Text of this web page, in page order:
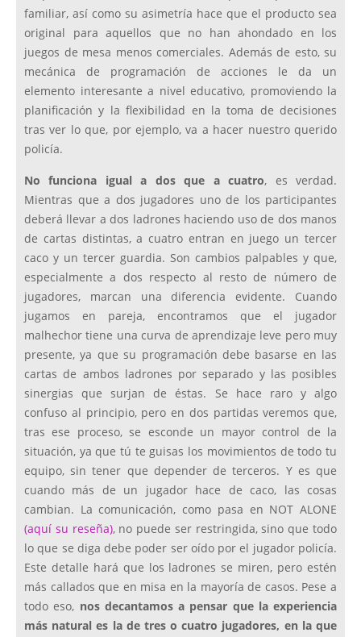
familiar, así como su asimetría hace que el producto sea
original para aquellos que no han ahondado en los
juegos de mesa menos comerciales. Además de esto, su
mecánica de programación de acciones le da un
elemento interesante a nivel educativo, promoviendo la
planificación y la flexibilidad en la toma de decisiones
tras ver lo que, por ejemplo, va a hacer nuestro querido
policía.
No funciona igual a dos que a cuatro, es verdad.
Mientras que a dos jugadores uno de los participantes
deberá llevar a dos ladrones haciendo uso de dos manos
de cartas distintas, a cuatro entran en juego un tercer
caco y un tercer guardia. Son cambios palpables y que,
especialmente a dos respecto al resto de número de
jugadores, marcan una diferencia evidente. Cuando
jugamos en pareja, encontramos que el jugador
malhechor tiene una curva de aprendizaje leve pero muy
presente, ya que su programación debe basarse en las
cartas de ambos ladrones por separado y las posibles
sinergias que surjan de éstas. Se hace raro y algo
confuso al principio, pero en dos partidas veremos que,
tras ese proceso, se esconde un mayor control de la
situación, ya que tú te guisas los movimientos de todo tu
equipo, sin tener que depender de terceros. Y es que
cuando más de un jugador hace de caco, las cosas
cambian. La comunicación, como pasa en NOT ALONE
(aquí su reseña), no puede ser restringida, sino que todo
lo que se diga debe poder ser oído por el jugador policía.
Este detalle hará que los ladrones se miren, pero estén
más callados que en misa en la mayoría de casos. Pese a
todo eso, nos decantamos a pensar que la experiencia
más natural es la de tres o cuatro jugadores, en la que